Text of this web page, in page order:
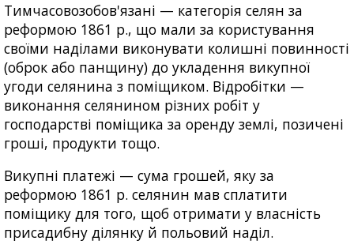
Тимчасовозобов'язані — категорія селян за
реформою 1861 р., що мали за користування
своїми наділами виконувати колишні повинності
(оброк або панщину) до укладення викупної
угоди селянина з поміщиком. Відробітки —
виконання селянином різних робіт у
господарстві поміщика за оренду землі, позичені
гроші, продукти тощо.
Викупні платежі — сума грошей, яку за
реформою 1861 р. селянин мав сплатити
поміщику для того, щоб отримати у власність
присадибну ділянку й польовий наділ.